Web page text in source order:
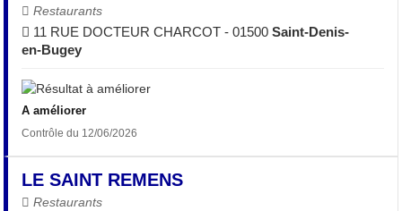
Restaurants
11 RUE DOCTEUR CHARCOT - 01500Saint-Denis-
en-Bugey
A améliorer
Contrôle du 12/06/2026
LE SAINT REMENS
Restaurants